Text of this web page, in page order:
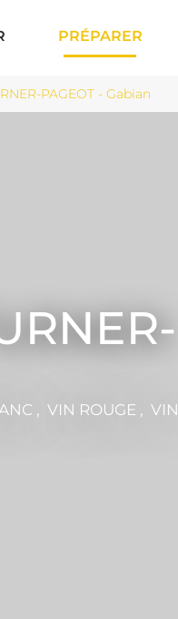
PRÉPARER
PAGEOT - Gabian
, VIN ROUGE , VIN